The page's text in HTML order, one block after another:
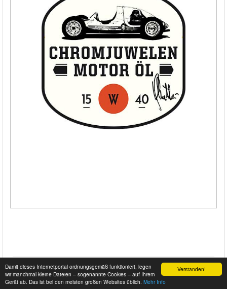
Verstanden!
Damit dieses Internetportal ordnungsgemäß funktioniert, legen
wir manchmal kleine Dateien – sogenannte Cookies – auf Ihrem
Gerät ab. Das ist bei den meisten großen Websites üblich. Mehr Info